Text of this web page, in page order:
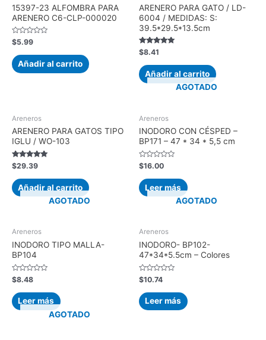
15397-23 ALFOMBRA PARA
ARENERO C6-CLP-000020
Valorado
con
de
5
$5.99
Añadir al carrito
ARENERO PARA GATO / LD-
6004 / MEDIDAS: S:
39.5*29.5*13.5cm
Valorado con
5.00
de 5
$8.41
Añadir al carrito
Areneros
ARENERO PARA GATOS TIPO
IGLU / WO-103
Valorado con
5.00
de 5
$29.39
Añadir al carrito
AGOTADO
Areneros
INODORO CON CÉSPED –
BP171 – 47 * 34 * 5,5 cm
Valorado
con
de
5
$16.00
Leer más
AGOTADO
Areneros
INODORO TIPO MALLA-
BP104
Valorado
con
de
5
$8.48
Leer más
AGOTADO
Areneros
INODORO- BP102-
47*34*5.5cm – Colores
Valorado
con
de
5
$10.74
Leer más
AGOTADO